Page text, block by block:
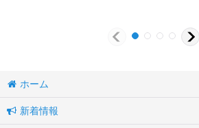
ホーム
新着情報